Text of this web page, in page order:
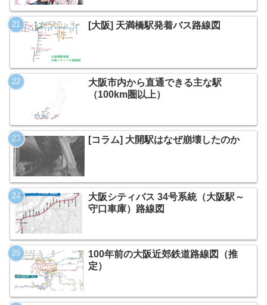
[大阪] 天満橋駅発着バス路線図
大阪市内から直通できる主な駅
（100km圏以上）
[コラム] 大開駅はなぜ崩壊したのか
大阪シティバス 34号系統（大阪駅～
守口車庫）路線図
100年前の大阪近郊鉄道路線図（推
定）